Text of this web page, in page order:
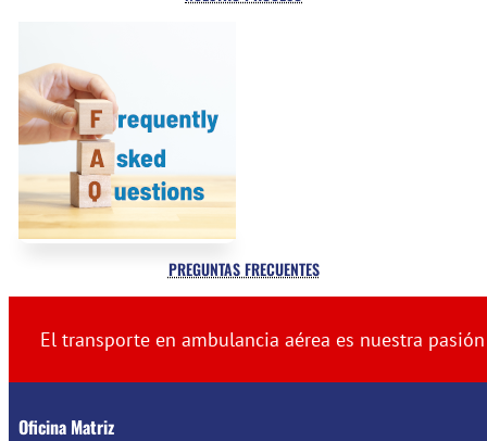
PREGUNTAS FRECUENTES
El transporte en ambulancia aérea es nuestra pasión
Oficina Matriz